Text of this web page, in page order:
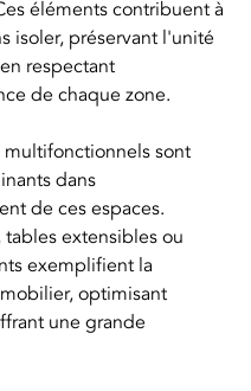
éléments contribuent à
isoler, préservant l'unité
respectant
de chaque zone.
multifonctionnels sont
dans
de ces espaces.
tables extensibles ou
exemplifient la
optimisant
une grande